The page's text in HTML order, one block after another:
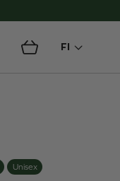
FI
Toggle
Unisex